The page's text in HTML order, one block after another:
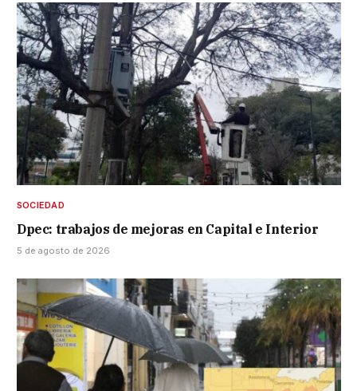
SOCIEDAD
Dpec: trabajos de mejoras en Capital e Interior
5 de agosto de 2026